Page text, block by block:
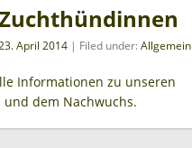
April 2014 | Filed under:Allgemein
Informationen zu unseren
dem Nachwuchs.